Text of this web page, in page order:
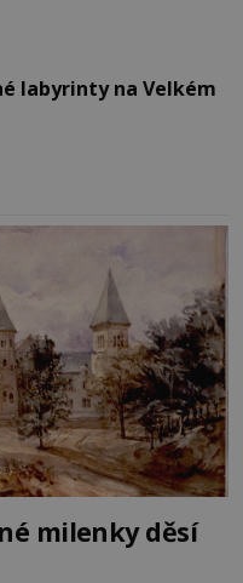
labyrinty na Velkém
milenky děsí